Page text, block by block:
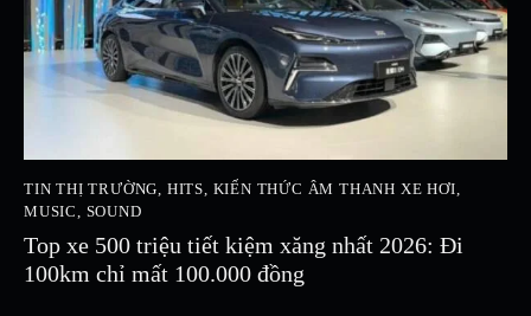
TIN THỊ TRƯỜNG, HITS, KIẾN THỨC ÂM THANH XE HƠI,
MUSIC, SOUND
Top xe 500 triệu tiết kiệm xăng nhất 2026: Đi
100km chỉ mất 100.000 đồng